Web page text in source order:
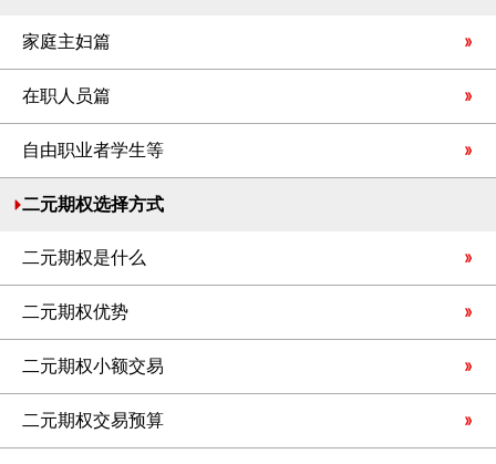
家庭主妇篇
在职人员篇
自由职业者学生等
二元期权选择方式
二元期权是什么
二元期权优势
二元期权小额交易
二元期权交易预算